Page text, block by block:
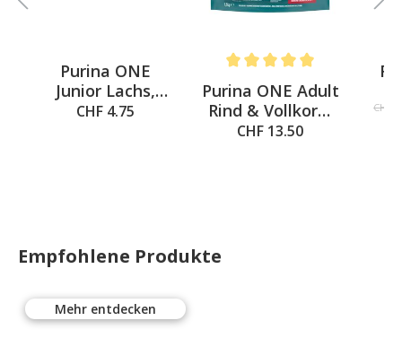
out of 5 starsPurina ONE
Junior Lachs,
4x85g
CHF 4.75
Average rating of 5 out of 5
Purina ONE Adult
Rind & Vollkorn,
1.5kg
CHF 13.50
CHF
Empfohlene Produkte
Mehr entdecken